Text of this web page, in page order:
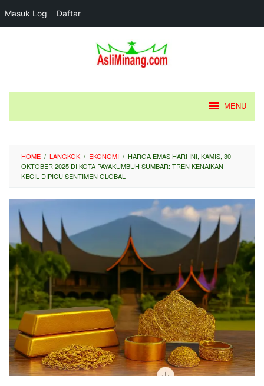
Masuk Log Daftar
MENU
HOME / LANGKOK / EKONOMI / HARGA EMAS HARI INI, KAMIS, 30
OKTOBER 2025 DI KOTA PAYAKUMBUH SUMBAR: TREN KENAIKAN
KECIL DIPICU SENTIMEN GLOBAL